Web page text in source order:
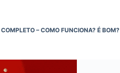
– COMO FUNCIONA? É BOM?